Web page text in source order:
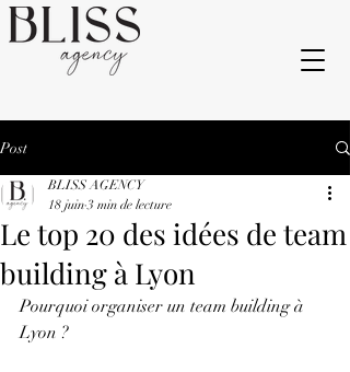
Post
Le top 20 des idées de team
building à Lyon
BLISS AGENCY
18 juin 3 min de lecture
Pourquoi organiser un team building à
Lyon ?